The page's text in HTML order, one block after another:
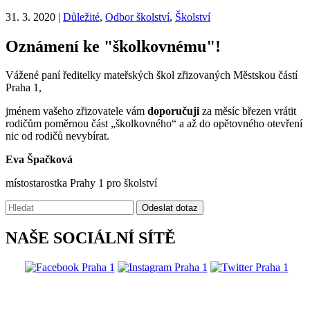
31. 3. 2020 | Důležité, Odbor školství, Školství
Oznámení ke "školkovnému"!
Vážené paní ředitelky mateřských škol zřizovaných Městskou částí
Praha 1,
jménem vašeho zřizovatele vám doporučujiza měsíc březen vrátit
rodičům poměrnou část „školkovného“ a až do opětovného otevření
nic od rodičů nevybírat.
Eva Špačková
místostarostka Prahy 1 pro školství
Vyhledávání:
Odeslat dotaz
NAŠE SOCIÁLNÍ SÍTĚ